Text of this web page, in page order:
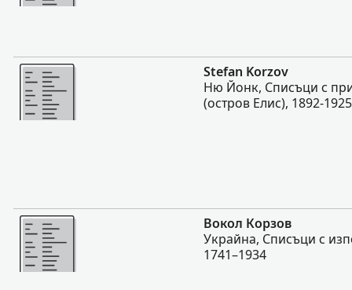
Повече
Stefan Korzov
Ню Йонк, Списъци с
(остров Елис), 1892-1925
Повече
Вокол Корзов
Украйна, Списъци с
1741–1934